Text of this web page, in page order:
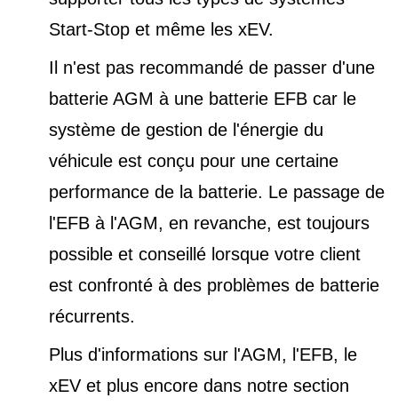
Start-Stop et même les xEV.
Il n'est pas recommandé de passer d'une
batterie AGM à une batterie EFB car le
système de gestion de l'énergie du
véhicule est conçu pour une certaine
performance de la batterie. Le passage de
l'EFB à l'AGM, en revanche, est toujours
possible et conseillé lorsque votre client
est confronté à des problèmes de batterie
récurrents.
Plus d'informations sur l'AGM, l'EFB, le
xEV et plus encore dans notre section